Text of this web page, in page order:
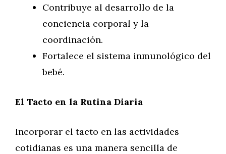
Contribuye al desarrollo de la
conciencia corporal y la
coordinación.
Fortalece el sistema inmunológico del
bebé.
El Tacto en la Rutina Diaria
Incorporar el tacto en las actividades
cotidianas es una manera sencilla de